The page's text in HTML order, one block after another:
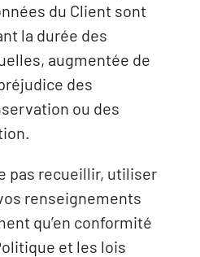
du Client sont
la durée des
augmentée de
des
ou des
pas recueillir, utiliser
renseignements
qu’en conformité
et les lois